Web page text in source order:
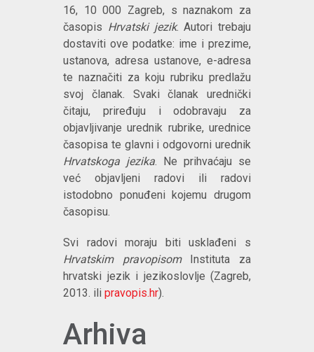
16, 10 000 Zagreb, s naznakom za
časopis Hrvatski jezik. Autori trebaju
dostaviti ove podatke: ime i prezime,
ustanova, adresa ustanove, e-adresa
te naznačiti za koju rubriku predlažu
svoj članak. Svaki članak urednički
čitaju, priređuju i odobravaju za
objavljivanje urednik rubrike, urednice
časopisa te glavni i odgovorni urednik
Hrvatskoga jezika. Ne prihvaćaju se
već objavljeni radovi ili radovi
istodobno ponuđeni kojemu drugom
časopisu.
Svi radovi moraju biti usklađeni s
Hrvatskim pravopisomInstituta za
hrvatski jezik i jezikoslovlje (Zagreb,
2013. ili pravopis.hr).
Arhiva